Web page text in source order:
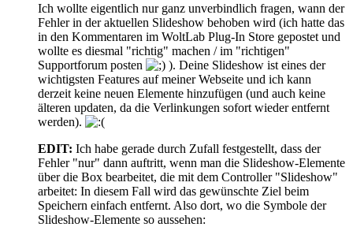
Ich wollte eigentlich nur ganz unverbindlich fragen, wann der
Fehler in der aktuellen Slideshow behoben wird (ich hatte das
in den Kommentaren im WoltLab Plug-In Store gepostet und
wollte es diesmal "richtig" machen / im "richtigen"
Supportforum posten
). Deine Slideshow ist eines der
wichtigsten Features auf meiner Webseite und ich kann
derzeit keine neuen Elemente hinzufügen (und auch keine
älteren updaten, da die Verlinkungen sofort wieder entfernt
werden).
EDIT: Ich habe gerade durch Zufall festgestellt, dass der
Fehler "nur" dann auftritt, wenn man die Slideshow-Elemente
über die Box bearbeitet, die mit dem Controller "Slideshow"
arbeitet: In diesem Fall wird das gewünschte Ziel beim
Speichern einfach entfernt. Also dort, wo die Symbole der
Slideshow-Elemente so aussehen: